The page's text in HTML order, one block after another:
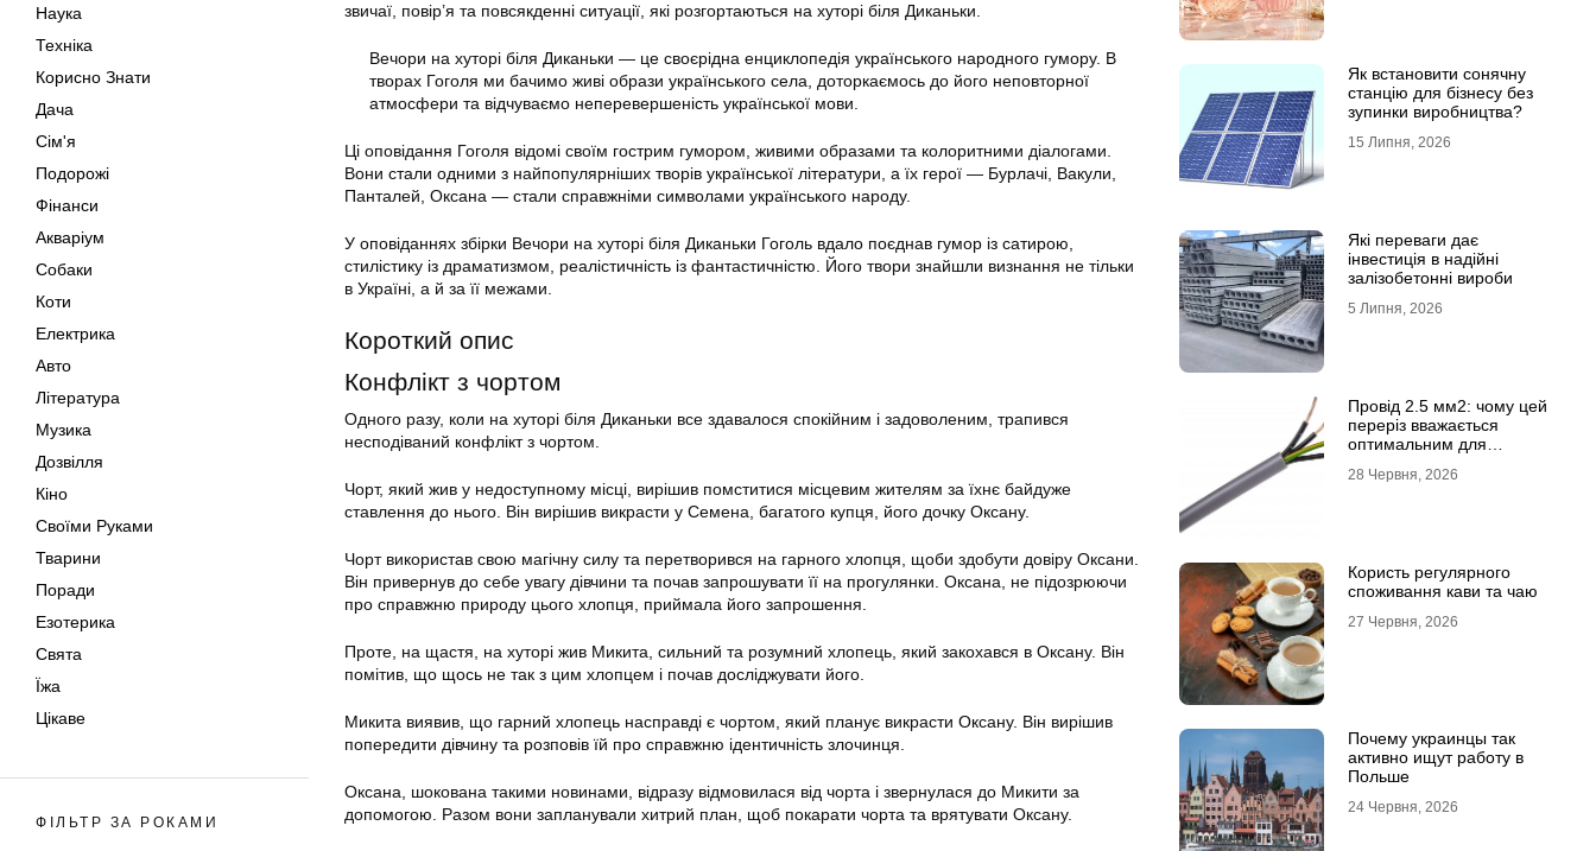
Наука
Техніка
Корисно Знати
Дача
Сім'я
Подорожі
Фінанси
Акваріум
Собаки
Коти
Електрика
Авто
Література
Музика
Дозвілля
Кіно
Своїми Руками
Тварини
Поради
Езотерика
Свята
Їжа
Цікаве
ФІЛЬТР ЗА РОКАМИ
звичаї, повір’я та повсякденні ситуації, які розгортаються на хуторі біля Диканьки.
Вечори на хуторі біля Диканьки — це своєрідна енциклопедія українського народного гумору. В
творах Гоголя ми бачимо живі образи українського села, доторкаємось до його неповторної
атмосфери та відчуваємо неперевершеність української мови.
Ці оповідання Гоголя відомі своїм гострим гумором, живими образами та колоритними діалогами.
Вони стали одними з найпопулярніших творів української літератури, а їх герої — Бурлачі, Вакули,
Панталей, Оксана — стали справжніми символами українського народу.
У оповіданнях збірки Вечори на хуторі біля Диканьки Гоголь вдало поєднав гумор із сатирою,
стилістику із драматизмом, реалістичність із фантастичністю. Його твори знайшли визнання не тільки
в Україні, а й за її межами.
Короткий опис
Конфлікт з чортом
Одного разу, коли на хуторі біля Диканьки все здавалося спокійним і задоволеним, трапився
несподіваний конфлікт з чортом.
Чорт, який жив у недоступному місці, вирішив помститися місцевим жителям за їхнє байдуже
ставлення до нього. Він вирішив викрасти у Семена, багатого купця, його дочку Оксану.
Чорт використав свою магічну силу та перетворився на гарного хлопця, щоби здобути довіру Оксани.
Він привернув до себе увагу дівчини та почав запрошувати її на прогулянки. Оксана, не підозрюючи
про справжню природу цього хлопця, приймала його запрошення.
Проте, на щастя, на хуторі жив Микита, сильний та розумний хлопець, який закохався в Оксану. Він
помітив, що щось не так з цим хлопцем і почав досліджувати його.
Микита виявив, що гарний хлопець насправді є чортом, який планує викрасти Оксану. Він вирішив
попередити дівчину та розповів їй про справжню ідентичність злочинця.
Оксана, шокована такими новинами, відразу відмовилася від чорта і звернулася до Микити за
допомогою. Разом вони запланували хитрий план, щоб покарати чорта та врятувати Оксану.
Як встановити сонячну
станцію для бізнесу без
зупинки виробництва?
15 Липня, 2026
Які переваги дає
інвестиція в надійні
залізобетонні вироби
5 Липня, 2026
Провід 2.5 мм2: чому цей
переріз вважається
оптимальним для
28 Червня, 2026
Користь регулярного
споживання кави та чаю
27 Червня, 2026
Почему украинцы так
активно ищут работу в
Польше
24 Червня, 2026